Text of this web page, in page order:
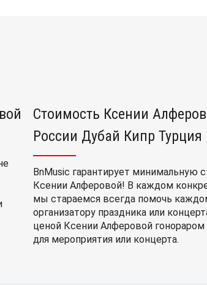
Стоимость Ксении
России Дубай Кипр Турция
BnMusic гарантирует минимальную
Ксении Алферовой! В каждом
мы стараемся всегда помочь
организатору праздника или
ценой Ксении Алферовой
для мероприятия или концерта.